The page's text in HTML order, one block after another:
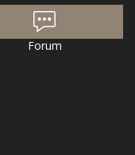
Forum